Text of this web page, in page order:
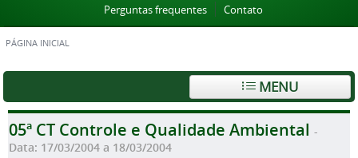
Perguntas frequentes Contato
PÁGINA INICIAL
MENU
05ª CT Controle e Qualidade Ambiental -
Data: 17/03/2004 a 18/03/2004